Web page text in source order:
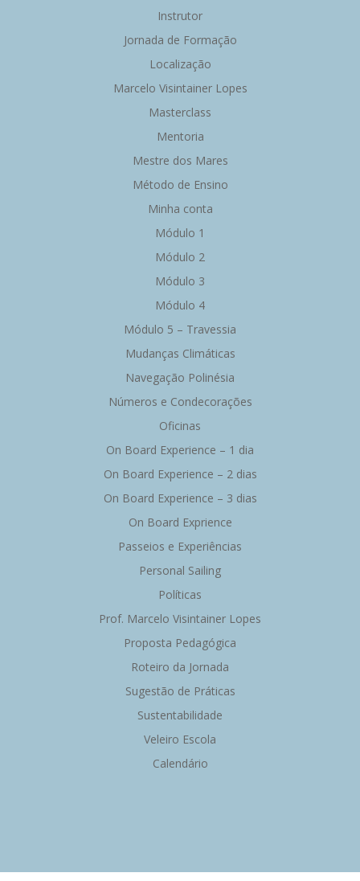
Instrutor
Jornada de Formação
Localização
Marcelo Visintainer Lopes
Masterclass
Mentoria
Mestre dos Mares
Método de Ensino
Minha conta
Módulo 1
Módulo 2
Módulo 3
Módulo 4
Módulo 5 – Travessia
Mudanças Climáticas
Navegação Polinésia
Números e Condecorações
Oficinas
On Board Experience – 1 dia
On Board Experience – 2 dias
On Board Experience – 3 dias
On Board Exprience
Passeios e Experiências
Personal Sailing
Políticas
Prof. Marcelo Visintainer Lopes
Proposta Pedagógica
Roteiro da Jornada
Sugestão de Práticas
Sustentabilidade
Veleiro Escola
Calendário